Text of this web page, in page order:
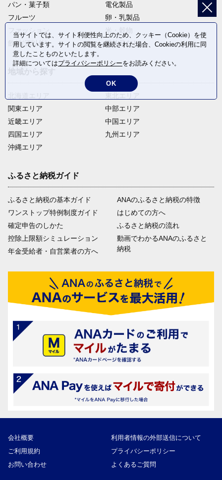
パン・菓子類
電化製品
フルーツ
卵・乳製品
ファッション
米・穀物
飲料(酒以外)
返礼品なし
関東エリア
近畿エリア
四国エリア
沖縄エリア
中部エリア
中国エリア
九州エリア
ふるさと納税ガイド
ふるさと納税の基本ガイド
ワンストップ特例制度ガイド
確定申告のしかた
控除上限額シミュレーション
年金受給者・自営業者の方へ
ANAのふるさと納税の特徴
はじめての方へ
ふるさと納税の流れ
動画でわかるANAのふるさと
納税
会社概要
利用者情報の外部送信について
ご利用規約
プライバシーポリシー
お問い合わせ
よくあるご質問
当サイトでは、サイト利便性向上のため、クッキー（Cookie）を使
用しています。サイトの閲覧を継続された場合、Cookieの利用に同
意したことものといたします。
詳細についてはプライバシーポリシーをお読みください。
OK